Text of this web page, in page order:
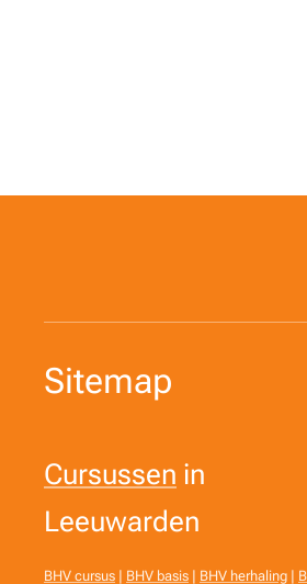
Sitemap
Cursussen in
Leeuwarden
BHV cursus | BHV basis | BHV herhaling |